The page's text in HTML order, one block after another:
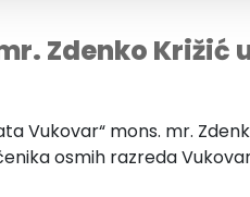
Zdenko Križić
mons. mr.
osmih razreda